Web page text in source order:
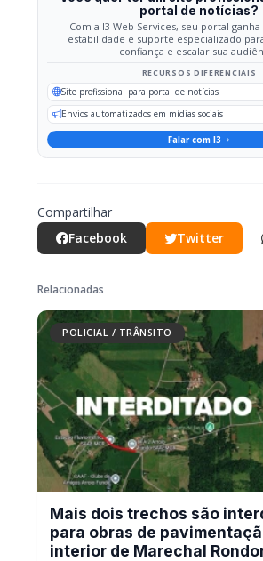
portal de notícias?
Com a I3 Web Services, seu portal
estabilidade e suporte especializado
confiança e escalar sua
RECURSOS DIFERENCIAIS
Site profissional para portal de notícias
Envios automatizados em mídias sociais
Falar com I3
Compartilhar
Facebook
Twitter
Relacionadas
POLICIAL / TRÂNSITO
Mais dois trechos são
para obras de
interior de Marechal